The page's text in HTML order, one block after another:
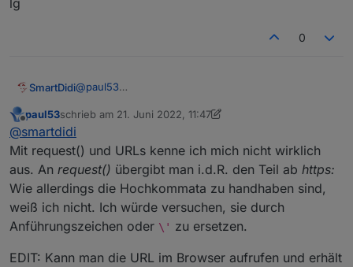
lg
0
SmartDidi@paul53
leide hat mir heute das Support-Team von EcoFlow
vor wenigen Tagen verändert hat.
Nun haben ich folgenden Link von EcoFlow
bekommen:
curl -X GET \ https://api.ecoflow.com/iot-
service/open/api/device/queryDeviceQuota?
sn=DCEBxxxxxxxxx\ -H 'Content-Type:
application/json' \ -H 'appKey:
xxxxxxxxxxxxxx'
Kannst du mir bitte sagen, wie ich aus diesem Pfad
die Werte auslesen kann?
Vielen Dank für deine Hilfe.
lg
Offline
paul53schrieb am 21. Juni 2022, 11:47
zuletzt editiert von paul53
@smartdidi
Mit request() und URLs kenne ich mich nicht wirklich
aus. An request() übergibt man i.d.R. den Teil ab https:
Wie allerdings die Hochkommata zu handhaben sind,
weiß ich nicht. Ich würde versuchen, sie durch
Anführungszeichen oder \' zu ersetzen.
EDIT: Kann man die URL im Browser aufrufen und erhält